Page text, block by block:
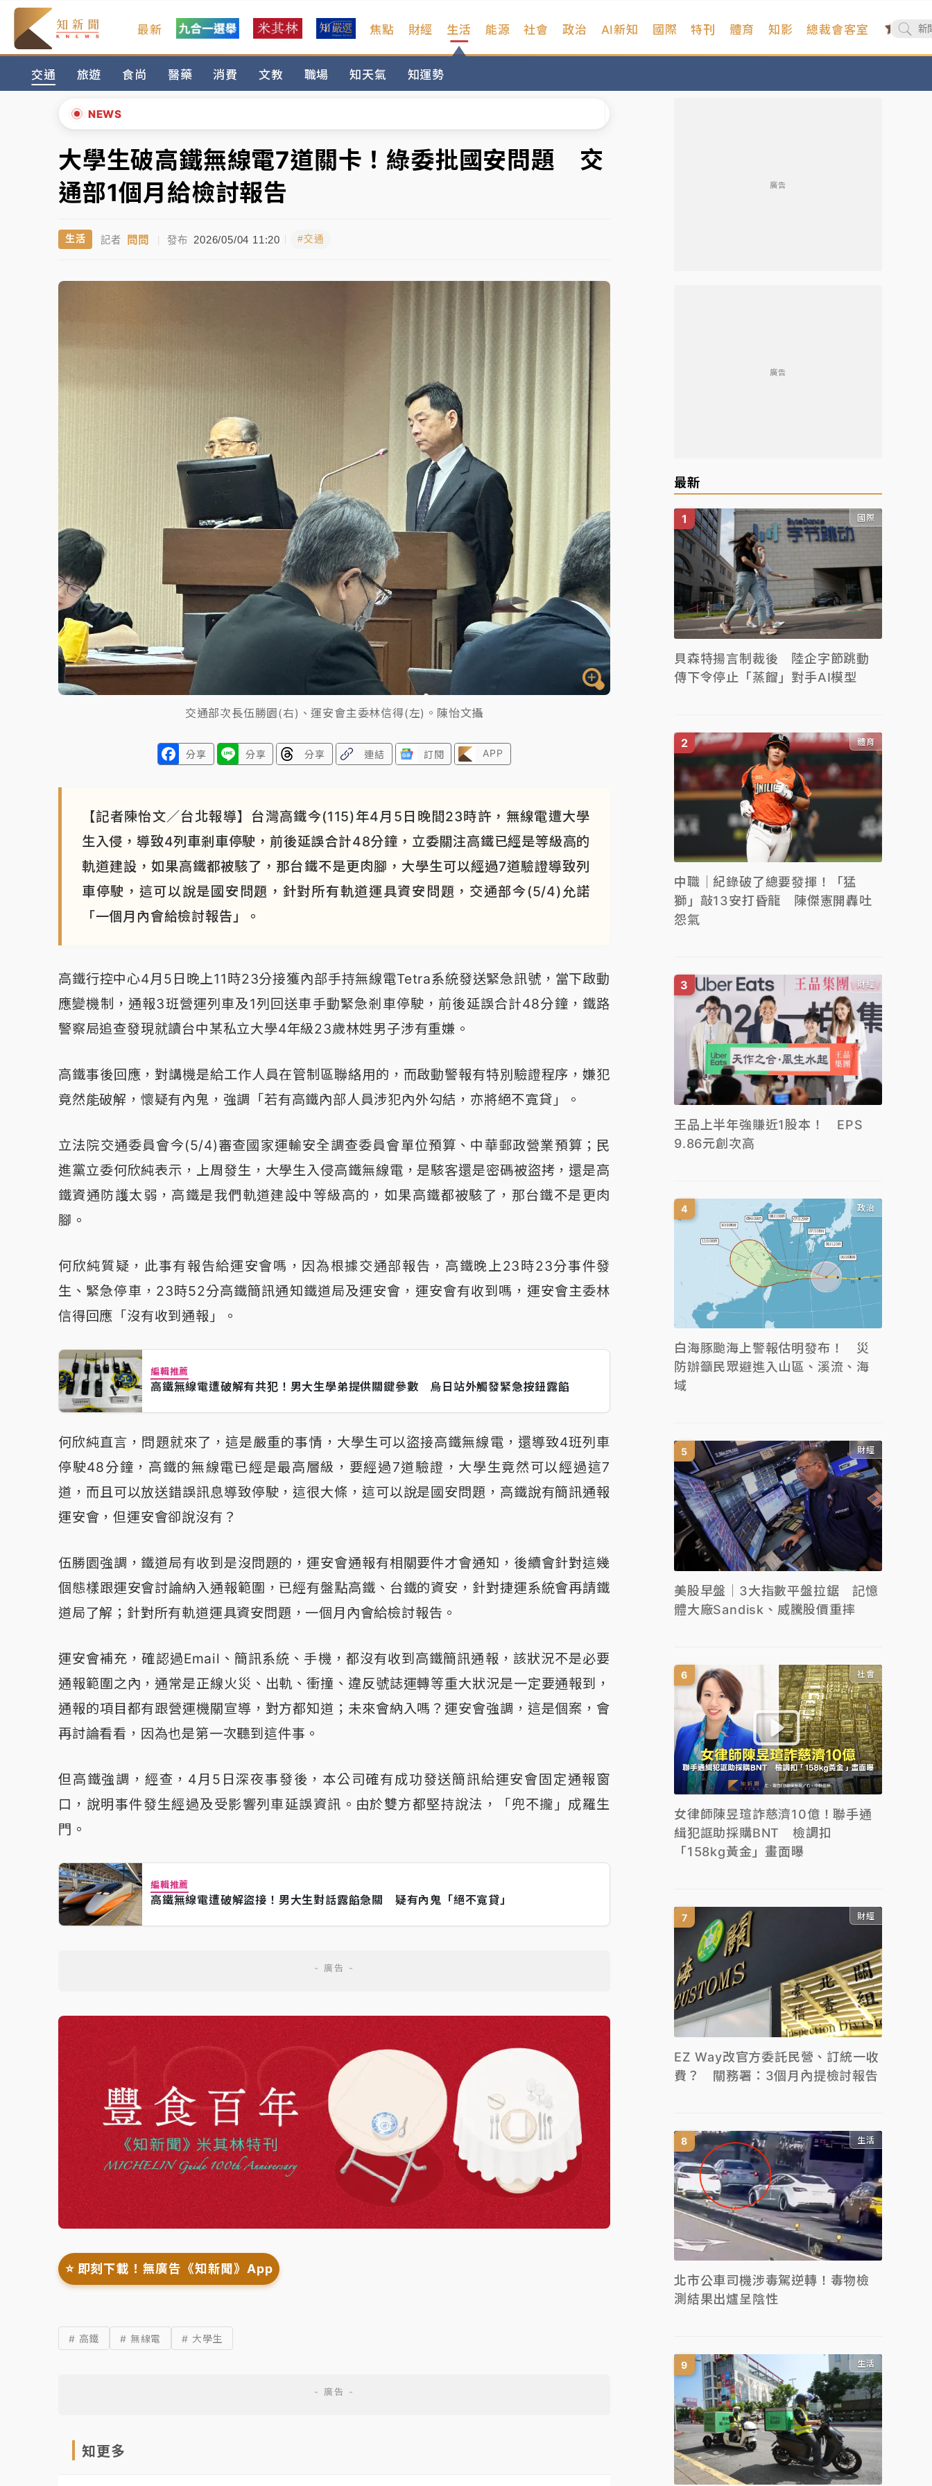
最新 焦點 財經 生活
交通 旅遊 食尚 醫藥 消費 文教 職場 知天氣 知運勢
能源 社會 政治 AI新知 國際 特刊 體育 知影 總裁會客室
NEWS
暑假過三周才推「E宿新北打卡趣」！抽獎程序複雜 觀旅局回應了
中信慈善基金會想增加董事人數！辜仲諒向法院聲請遭駁 理由曝光
故宮《龍藏經》特展第2檔！今線上預約開賣一度塞車 周六起展出延長至晚上7時
台東農業處長涉圖利渡假村！東檢抗告成功 今重開羈押庭
女律師陳昱瑄詐慈濟10億！黃金158kg遭查扣畫面曝光
故宮《龍藏經》特展第2檔！今線上預約開賣一度塞車 周六起展出延長至晚上7時
父親節泡湯了！中颱白海豚雨彈轟3天 「紅到發紫」降雨熱區曝
▲
▼
大學生破高鐵無線電7道關卡！綠委批國安問題 交
通部1個月給檢討報告
生活 記者 問問 | 發布 2026/05/04 11:20 #交通
交通部次長伍勝園(右)、運安會主委林信得(左)。陳怡文攝
分享 分享 分享 連結 訂閱 APP
【記者陳怡文／台北報導】台灣高鐵今(115)年4月5日晚間23時許，無線電遭大學
生入侵，導致4列車剎車停駛，前後延誤合計48分鐘，立委關注高鐵已經是等級高的
軌道建設，如果高鐵都被駭了，那台鐵不是更肉腳，大學生可以經過7道驗證導致列
車停駛，這可以說是國安問題，針對所有軌道運具資安問題，交通部今(5/4)允諾
「一個月內會給檢討報告」。
高鐵行控中心4月5日晚上11時23分接獲內部手持無線電Tetra系統發送緊急訊號，當下啟動
應變機制，通報3班營運列車及1列回送車手動緊急剎車停駛，前後延誤合計48分鐘，鐵路
警察局追查發現就讀台中某私立大學4年級23歲林姓男子涉有重嫌。
高鐵事後回應，對講機是給工作人員在管制區聯絡用的，而啟動警報有特別驗證程序，嫌犯
竟然能破解，懷疑有內鬼，強調「若有高鐵內部人員涉犯內外勾結，亦將絕不寬貸」。
立法院交通委員會今(5/4)審查國家運輸安全調查委員會單位預算、中華郵政營業預算；民
進黨立委何欣純表示，上周發生，大學生入侵高鐵無線電，是駭客還是密碼被盜拷，還是高
鐵資通防護太弱，高鐵是我們軌道建設中等級高的，如果高鐵都被駭了，那台鐵不是更肉
腳。
何欣純質疑，此事有報告給運安會嗎，因為根據交通部報告，高鐵晚上23時23分事件發
生、緊急停車，23時52分高鐵簡訊通知鐵道局及運安會，運安會有收到嗎，運安會主委林
信得回應「沒有收到通報」。
編輯推薦
高鐵無線電遭破解有共犯！男大生學弟提供關鍵參數 烏日站外觸發緊急按鈕露餡
何欣純直言，問題就來了，這是嚴重的事情，大學生可以盜接高鐵無線電，還導致4班列車
停駛48分鐘，高鐵的無線電已經是最高層級，要經過7道驗證，大學生竟然可以經過這7
道，而且可以放送錯誤訊息導致停駛，這很大條，這可以說是國安問題，高鐵說有簡訊通報
運安會，但運安會卻說沒有？
伍勝園強調，鐵道局有收到是沒問題的，運安會通報有相關要件才會通知，後續會針對這幾
個態樣跟運安會討論納入通報範圍，已經有盤點高鐵、台鐵的資安，針對捷運系統會再請鐵
道局了解；針對所有軌道運具資安問題，一個月內會給檢討報告。
運安會補充，確認過Email、簡訊系統、手機，都沒有收到高鐵簡訊通報，該狀況不是必要
通報範圍之內，通常是正線火災、出軌、衝撞、違反號誌運轉等重大狀況是一定要通報到，
通報的項目都有跟營運機關宣導，對方都知道；未來會納入嗎？運安會強調，這是個案，會
再討論看看，因為也是第一次聽到這件事。
但高鐵強調，經查，4月5日深夜事發後，本公司確有成功發送簡訊給運安會固定通報窗
口，說明事件發生經過及受影響列車延誤資訊。由於雙方都堅持說法，「兜不攏」成羅生
門。
編輯推薦
高鐵無線電遭破解盜接！男大生對話露餡急關 疑有內鬼「絕不寬貸」
⭐️ 即刻下載！無廣告《知新聞》App
# 高鐵 # 無線電 # 大學生
知更多
廣告
廣告
最新
國際
貝森特揚言制裁後 陸企字節跳動
傳下令停止「蒸餾」對手AI模型
體育
中職｜紀錄破了總要發揮！「猛
獅」敲13安打昏龍 陳傑憲開轟吐
怨氣
財經
王品上半年強賺近1股本！ EPS
9.86元創次高
政治
白海豚颱海上警報估明發布！ 災
防辦籲民眾避進入山區、溪流、海
域
財經
美股早盤｜3大指數平盤拉鋸 記憶
體大廠Sandisk、威騰股價重摔
社會
女律師陳昱瑄詐慈濟10億！聯手通
緝犯誆助採購BNT 檢調扣
「158kg黃金」畫面曝
財經
EZ Way改官方委託民營、訂統一收
費？ 關務署：3個月內提檢討報告
生活
北市公車司機涉毒駕逆轉！毒物檢
測結果出爐呈陰性
生活